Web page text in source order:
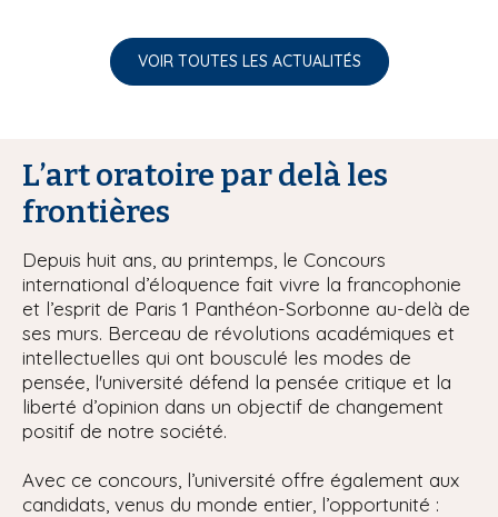
VOIR TOUTES LES ACTUALITÉS
L’art oratoire par delà les
frontières
Depuis huit ans, au printemps, le Concours
international d’éloquence fait vivre la francophonie
et l’esprit de Paris 1 Panthéon-Sorbonne au-delà de
ses murs. Berceau de révolutions académiques et
intellectuelles qui ont bousculé les modes de
pensée, l'université défend la pensée critique et la
liberté d’opinion dans un objectif de changement
positif de notre société.
Avec ce concours, l’université offre également aux
candidats, venus du monde entier, l’opportunité :